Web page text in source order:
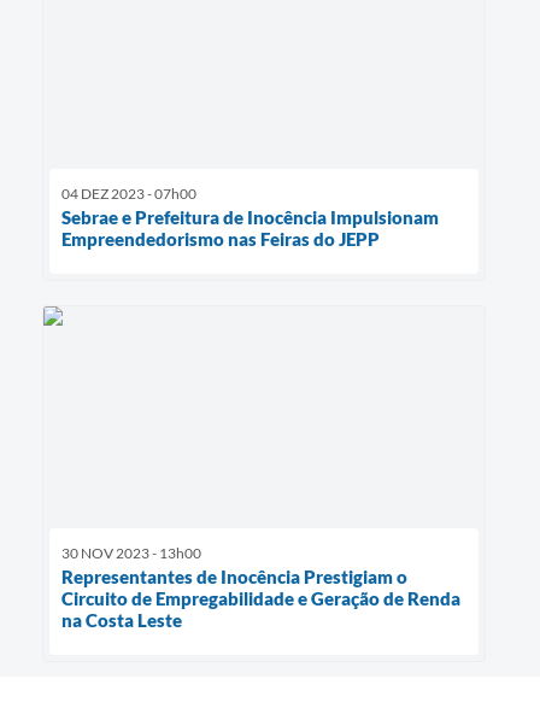
04 DEZ 2023 - 07h00
Sebrae e Prefeitura de Inocência Impulsionam
Empreendedorismo nas Feiras do JEPP
30 NOV 2023 - 13h00
Representantes de Inocência Prestigiam o
Circuito de Empregabilidade e Geração de Renda
na Costa Leste